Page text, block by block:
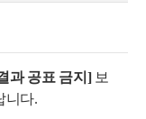
과 공표 금지] 보
니다.